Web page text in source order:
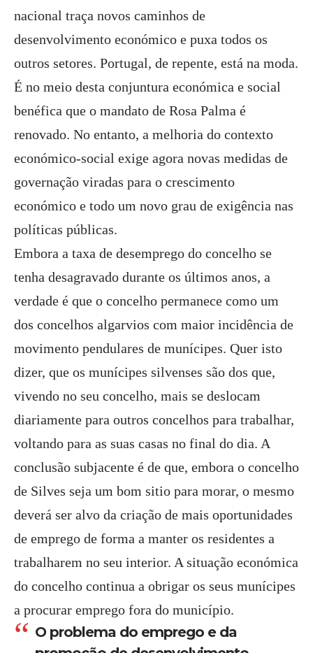
nacional traça novos caminhos de
desenvolvimento económico e puxa todos os
outros setores. Portugal, de repente, está na moda.
É no meio desta conjuntura económica e social
benéfica que o mandato de Rosa Palma é
renovado. No entanto, a melhoria do contexto
económico-social exige agora novas medidas de
governação viradas para o crescimento
económico e todo um novo grau de exigência nas
políticas públicas.
Embora a taxa de desemprego do concelho se
tenha desagravado durante os últimos anos, a
verdade é que o concelho permanece como um
dos concelhos algarvios com maior incidência de
movimento pendulares de munícipes. Quer isto
dizer, que os munícipes silvenses são dos que,
vivendo no seu concelho, mais se deslocam
diariamente para outros concelhos para trabalhar,
voltando para as suas casas no final do dia. A
conclusão subjacente é de que, embora o concelho
de Silves seja um bom sitio para morar, o mesmo
deverá ser alvo da criação de mais oportunidades
de emprego de forma a manter os residentes a
trabalharem no seu interior. A situação económica
do concelho continua a obrigar os seus munícipes
a procurar emprego fora do município.
O problema do emprego e da